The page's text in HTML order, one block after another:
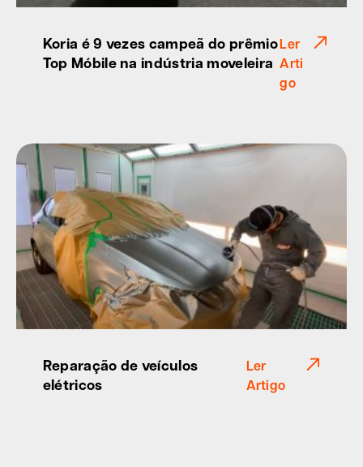
Koria é 9 vezes campeã do prêmio
Top Móbile na indústria moveleira
Ler
Arti
go
Reparação de veículos
elétricos
Ler
Artigo